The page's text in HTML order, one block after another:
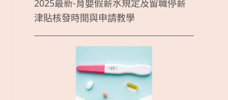
2025最新-育嬰假薪水規定及留職停薪
津貼核發時間與申請教學